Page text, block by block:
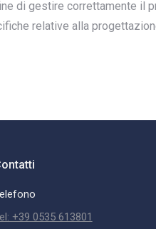
di gestire correttamente
relative alla
+39 0535 613801